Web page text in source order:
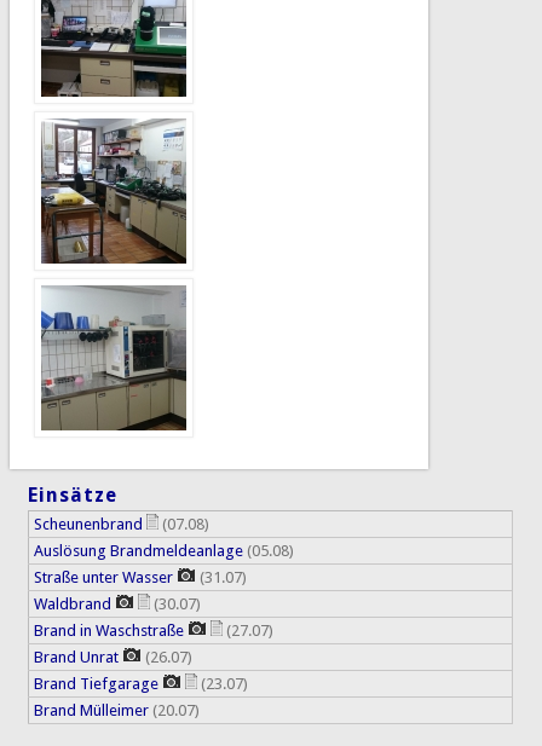
Einsätze
Scheunenbrand
(07.08)
Auslösung Brandmeldeanlage (05.08)
Straße unter Wasser
(31.07)
Waldbrand
(30.07)
Brand in Waschstraße
(27.07)
Brand Unrat
(26.07)
Brand Tiefgarage
(23.07)
Brand Mülleimer (20.07)